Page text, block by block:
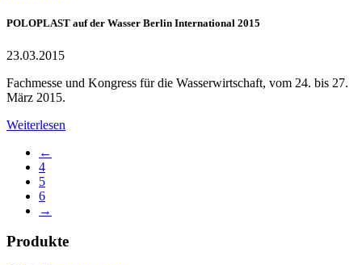
POLOPLAST auf der Wasser Berlin International 2015
23.03.2015
Fachmesse und Kongress für die Wasserwirtschaft, vom 24. bis 27.
März 2015.
Weiterlesen
←
4
5
6
→
Produkte